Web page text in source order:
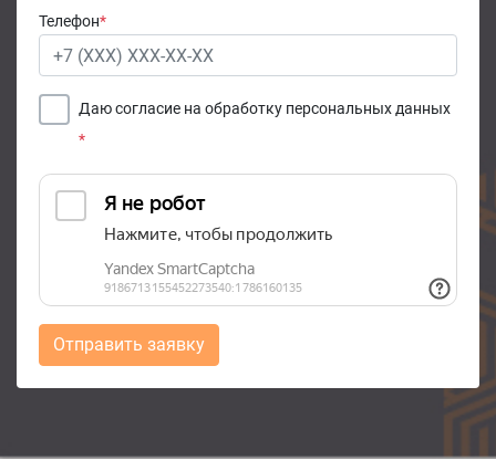
Телефон*
Даю согласие на обработку персональных данных
*
Отправить заявку